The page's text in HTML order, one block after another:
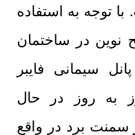
توجه به استفاده
نوین در ساختمان
سیمانی فایبر
به روز در حال
برد در واقع